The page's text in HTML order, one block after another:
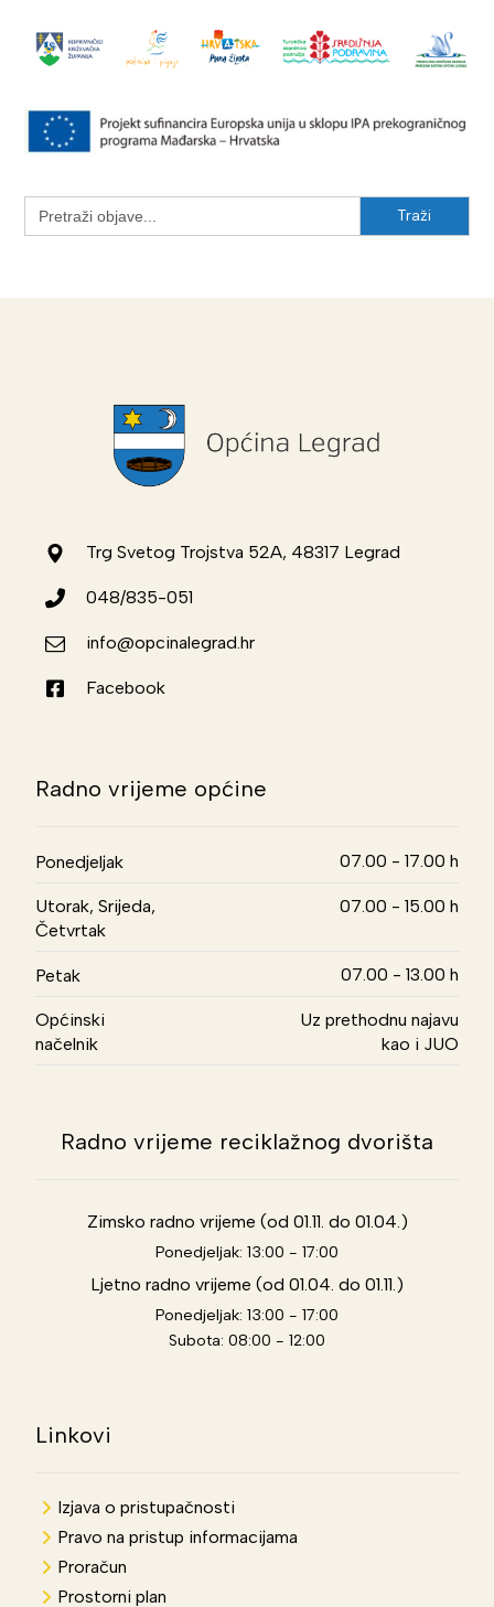
Search
for:
Trg Svetog Trojstva 52A, 48317 Legrad
048/835-051
info@opcinalegrad.hr
Facebook
Radno vrijeme općine
Ponedjeljak 07.00 - 17.00 h
Utorak, Srijeda,
Četvrtak
07.00 - 15.00 h
Petak 07.00 - 13.00 h
Općinski
načelnik
Uz prethodnu najavu
kao i JUO
Radno vrijeme reciklažnog dvorišta
Zimsko radno vrijeme (od 01.11. do 01.04.)
Ponedjeljak: 13:00 - 17:00
Ljetno radno vrijeme (od 01.04. do 01.11.)
Ponedjeljak: 13:00 - 17:00
Subota: 08:00 - 12:00
Linkovi
Izjava o pristupačnosti
Pravo na pristup informacijama
Proračun
Prostorni plan